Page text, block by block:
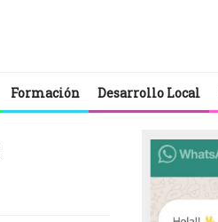
Formación Desarrollo Local